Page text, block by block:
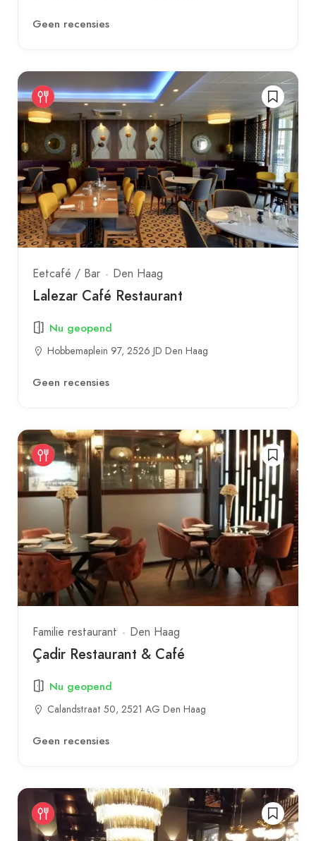
Geen recensies
Eetcafé / Bar Den Haag
Lalezar Café Restaurant
Nu geopend
Hobbemaplein 97, 2526 JD Den Haag
Geen recensies
Familie restaurant Den Haag
Çadir Restaurant & Café
Nu geopend
Calandstraat 50, 2521 AG Den Haag
Geen recensies